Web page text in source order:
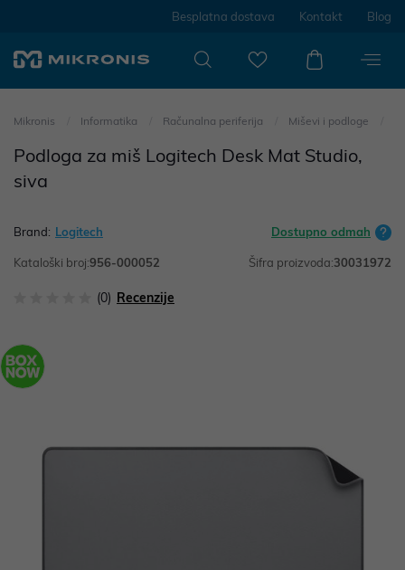
Besplatna dostava Kontakt Blog
Mikronis Informatika Računalna periferija Miševi i podloge
Podloga za miš Logitech Desk Mat Studio,
siva
Brand: Logitech Dostupno odmah
Kataloški broj:956-000052 Šifra proizvoda:30031972
(0) Recenzije